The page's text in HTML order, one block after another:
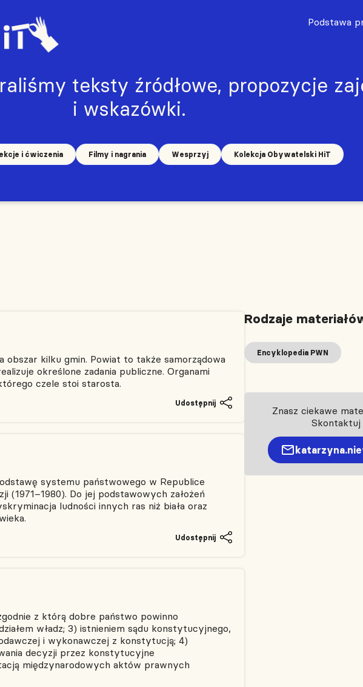
teksty źródłowe, propozycje
i wskazówki.
i ćwiczenia Filmy i nagrania Wesprzyj Kolekcja Obywatelski HiT
Podstawa
obszar kilku gmin. Powiat to także samorządowa
określone zadania publiczne. Organami
czele stoi starosta.
Udostępnij
systemu państwowego w Republice
(1971–1980). Do jej podstawowych założeń
ludności innych ras niż biała oraz
Udostępnij
z którą dobre państwo powinno
władz; 3) istnieniem sądu konstytucyjnego,
i wykonawczej z konstytucją; 4)
decyzji przez konstytucyjne
międzynarodowych aktów prawnych
Rodzaje
Encyklopedia PWN
Znasz ciekawe
Skontaktuj